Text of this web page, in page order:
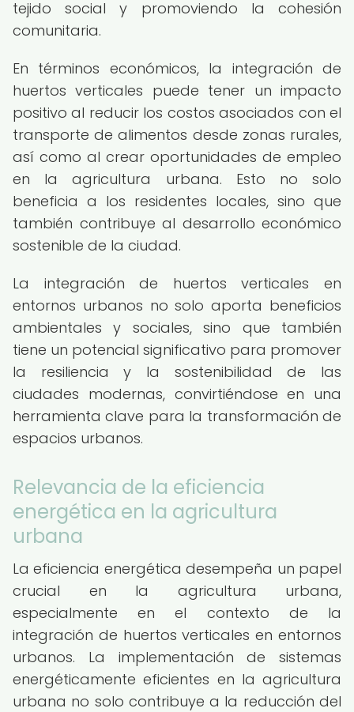
tejido social y promoviendo la cohesión
comunitaria.
En términos económicos, la integración de
huertos verticales puede tener un impacto
positivo al reducir los costos asociados con el
transporte de alimentos desde zonas rurales,
así como al crear oportunidades de empleo
en la agricultura urbana. Esto no solo
beneficia a los residentes locales, sino que
también contribuye al desarrollo económico
sostenible de la ciudad.
La integración de huertos verticales en
entornos urbanos no solo aporta beneficios
ambientales y sociales, sino que también
tiene un potencial significativo para promover
la resiliencia y la sostenibilidad de las
ciudades modernas, convirtiéndose en una
herramienta clave para la transformación de
espacios urbanos.
Relevancia de la eficiencia
energética en la agricultura
urbana
La eficiencia energética desempeña un papel
crucial en la agricultura urbana,
especialmente en el contexto de la
integración de huertos verticales en entornos
urbanos. La implementación de sistemas
energéticamente eficientes en la agricultura
urbana no solo contribuye a la reducción del